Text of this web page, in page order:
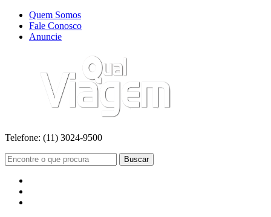
Quem Somos
Fale Conosco
Anuncie
Telefone: (11) 3024-9500
Buscar